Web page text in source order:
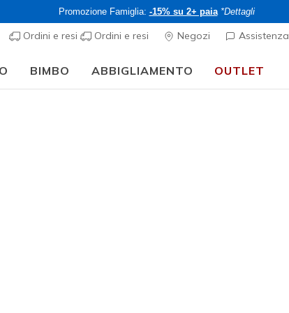
Promozione Famiglia: -15% su 2+ paia *Dettagli
Ordini e resi Ordini e resi Negozi Assistenza
BIMBO ABBIGLIAMENTO OUTLET